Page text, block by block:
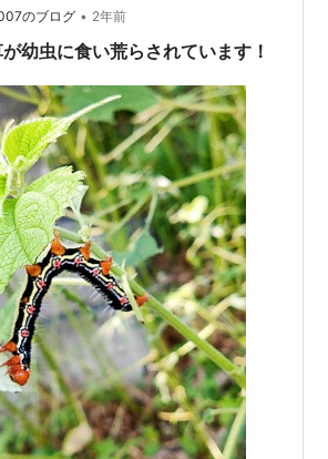
のブログ • 2年前
幼虫に食い荒らされています！